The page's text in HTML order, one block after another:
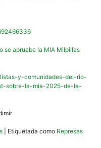
se apruebe la MIA Milpillas
y-comunidades-del-rio-
sobre-la-mia-2025-de-la-
Etiquetada como Represas